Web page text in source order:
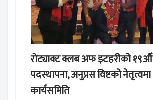
रोट्याक्ट क्लब अफ इटहरीको १९औँ
पदस्थापना, अनुप्रस विष्टको
कार्यसमिति